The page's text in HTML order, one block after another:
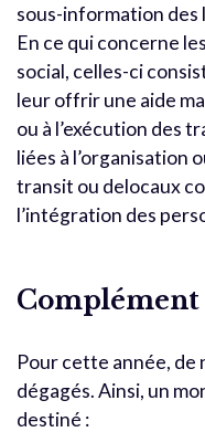
sous-information des
En ce qui concerne
social, celles-ci
leur offrir une aide
ou à l’exécution des
liées à l’organisation
transit ou delocaux
l’intégration des
Complément
Pour cette année, de
dégagés. Ainsi, un
destiné :